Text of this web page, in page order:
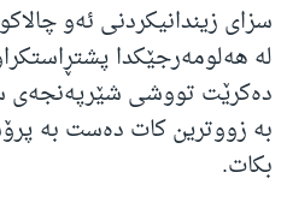
سزای زیندانیکردنی ئەو
لە هەلومەرجێکدا
دەکرێت تووشی شێرپەنجەی
بە زووترین کات دەست بە
بکات.